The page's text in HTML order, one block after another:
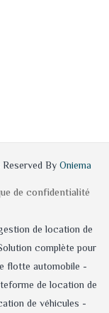
ByOniema
de confidentialité
de location de
complète pour
flotte automobile -
de location de
de véhicules -